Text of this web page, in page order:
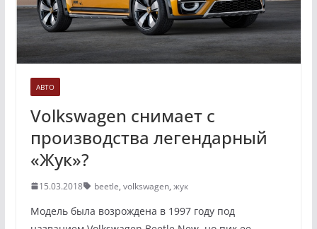
АВТО
Volkswagen снимает с
производства легендарный
«Жук»?
15.03.2018 beetle, volkswagen, жук
Модель была возрождена в 1997 году под